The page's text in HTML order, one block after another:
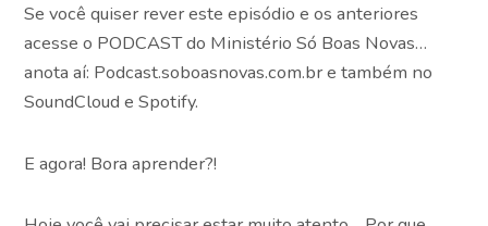
Se você quiser rever este episódio e os anteriores
acesse o PODCAST do Ministério Só Boas Novas…
anota aí: Podcast.soboasnovas.com.br e também no
SoundCloud e Spotify.
E agora! Bora aprender?!